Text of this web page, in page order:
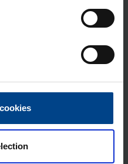
asen­nus kat­kai­si­jal­le
suo­ril­le lii­tän­tä­jat­
3N